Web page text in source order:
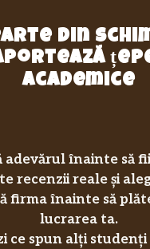
din
academice
adevărul înainte să
recenzii reale și
firma înainte să
lucrarea ta.
ce spun alți studenți